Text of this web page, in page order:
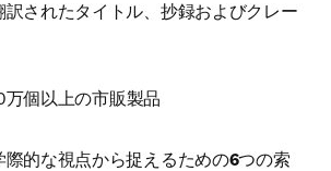
訳されたタイトル、抄録およびクレー
万個以上の市販製品
際的な視点から捉えるための6つの索